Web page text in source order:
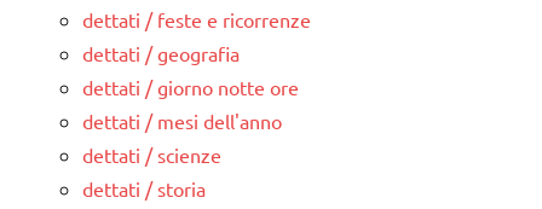
dettati / feste e ricorrenze
dettati / geografia
dettati / giorno notte ore
dettati / mesi dell'anno
dettati / scienze
dettati / storia